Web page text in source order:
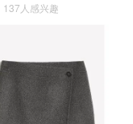
137人感兴趣